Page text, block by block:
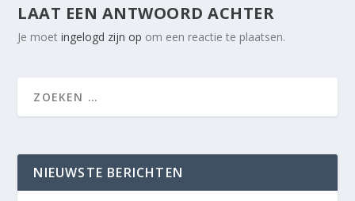
LAAT EEN ANTWOORD ACHTER
Je moetingelogd zijn op om een reactie te plaatsen.
NIEUWSTE BERICHTEN